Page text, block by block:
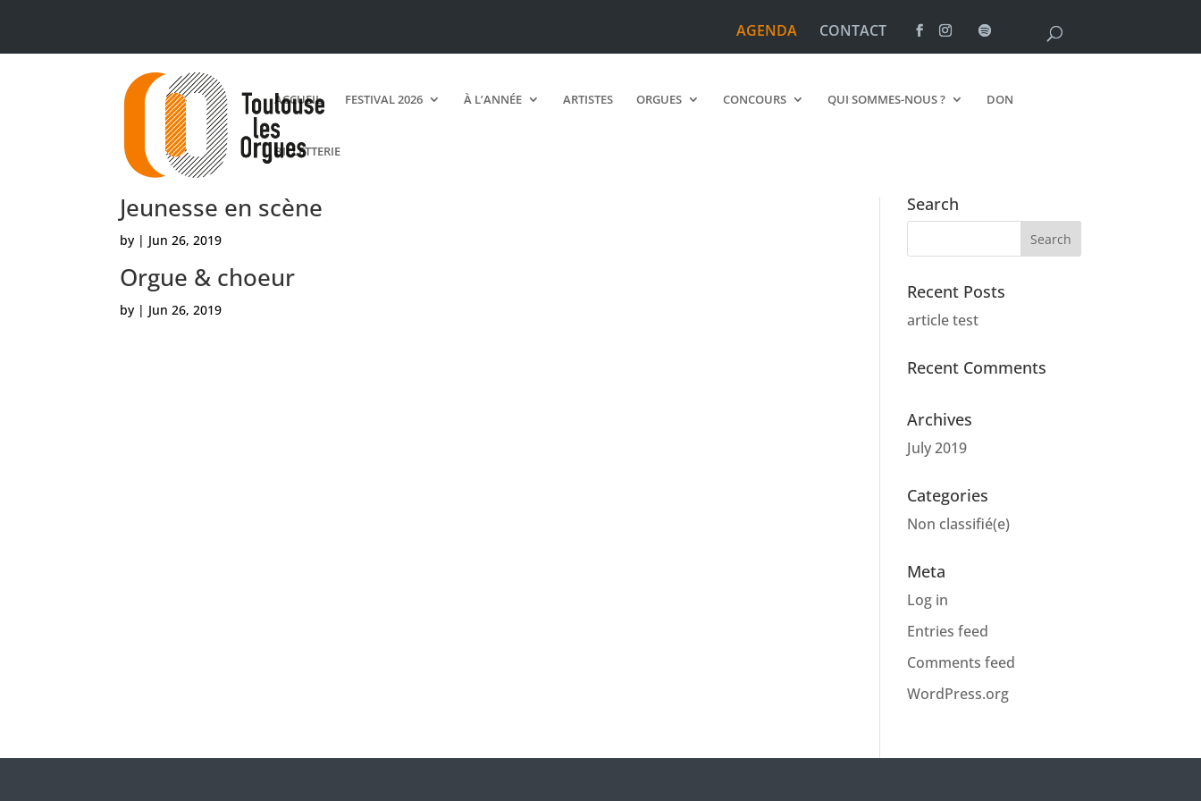
AGENDA CONTACT
ACCUEIL FESTIVAL 2026 À L’ANNÉE ARTISTES ORGUES CONCOURS QUI SOMMES-NOUS ? DON
BILLETTERIE
Jeunesse en scène
by | Jun 26, 2019
Orgue & choeur
by | Jun 26, 2019
Search
Recent Posts
article test
Recent Comments
Archives
July 2019
Categories
Non classifié(e)
Meta
Log in
Entries feed
Comments feed
WordPress.org